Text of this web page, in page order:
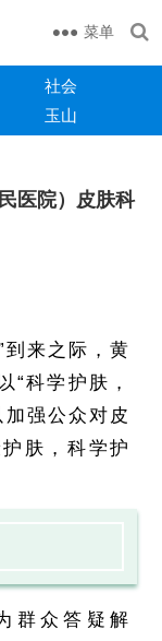
菜单
社会
玉山
医院）皮肤科
来之际，黄
“科学护肤，
强公众对皮
肤，科学护
群众答疑解